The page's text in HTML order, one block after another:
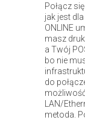
Połącz
jak jest
ONLINE
masz
a Twój
bo nie
do
LAN/
metoda.